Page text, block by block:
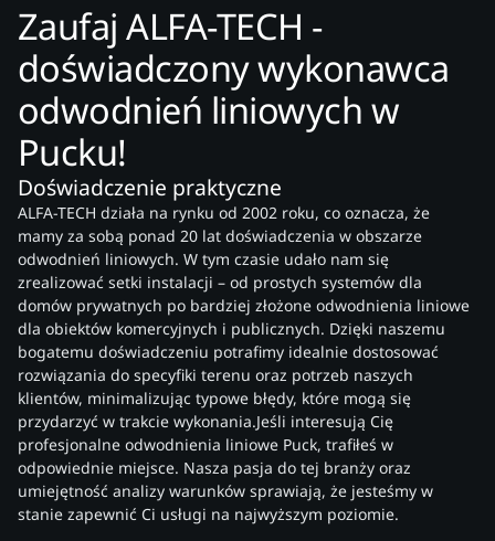
Zaufaj ALFA-TECH -
doświadczony wykonawca
odwodnień liniowych w
Pucku!
Doświadczenie praktyczne
ALFA-TECH działa na rynku od 2002 roku, co oznacza, że
mamy za sobą ponad 20 lat doświadczenia w obszarze
odwodnień liniowych. W tym czasie udało nam się
zrealizować setki instalacji – od prostych systemów dla
domów prywatnych po bardziej złożone odwodnienia liniowe
dla obiektów komercyjnych i publicznych. Dzięki naszemu
bogatemu doświadczeniu potrafimy idealnie dostosować
rozwiązania do specyfiki terenu oraz potrzeb naszych
klientów, minimalizując typowe błędy, które mogą się
przydarzyć w trakcie wykonania.Jeśli interesują Cię
profesjonalne odwodnienia liniowe Puck, trafiłeś w
odpowiednie miejsce. Nasza pasja do tej branży oraz
umiejętność analizy warunków sprawiają, że jesteśmy w
stanie zapewnić Ci usługi na najwyższym poziomie.